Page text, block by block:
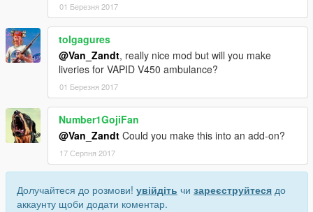
01 Березня 2017
tolgagures
@Van_Zandt, really nice mod but will you make
liveries for VAPID V450 ambulance?
01 Березня 2017
Number1GojiFan
@Van_Zandt Could you make this into an add-on?
17 Серпня 2017
Долучайтеся до розмови! увійдіть чи зареєструйтеся до
аккаунту щоби додати коментар.